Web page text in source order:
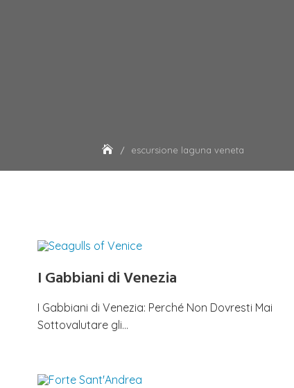
escursione laguna veneta
I Gabbiani di Venezia
I Gabbiani di Venezia: Perché Non Dovresti Mai
Sottovalutare gli…